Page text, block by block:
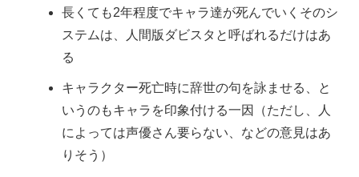
長くても2年程度でキャラ達が死んでいくそのシ
ステムは、人間版ダビスタと呼ばれるだけはあ
る
キャラクター死亡時に辞世の句を詠ませる、と
いうのもキャラを印象付ける一因（ただし、人
によっては声優さん要らない、などの意見はあ
りそう）